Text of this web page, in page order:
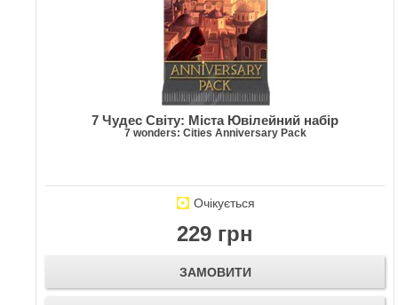
7 Чудес Світу: Міста Ювілейний набір
7 wonders: Cities Anniversary Pack
Очікується
229 грн
ЗАМОВИТИ